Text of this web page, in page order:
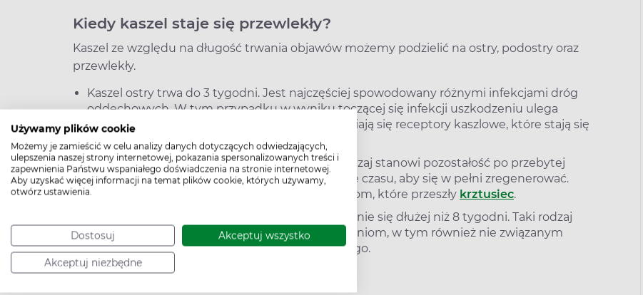
Używamy plików cookie
Możemy je zamieścić w celu analizy danych dotyczących odwiedzających,
ulepszenia naszej strony internetowej, pokazania spersonalizowanych treści i
zapewnienia Państwu wspaniałego doświadczenia na stronie internetowej.
Aby uzyskać więcej informacji na temat plików cookie, których używamy,
otwórz ustawienia.
Dostosuj Akceptuj wszystko
Akceptuj niezbędne
Kiedy kaszel staje się przewlekły?
Kaszel ze względu na długość trwania objawów możemy podzielić na ostry, podostry oraz
przewlekły.
Kaszel ostry trwa do 3 tygodni. Jest najczęściej spowodowany różnymi infekcjami dróg
oddechowych. W tym przypadku w wyniku toczącej się infekcji uszkodzeniu ulega
nabłonek rzęskowy dróg oddechowych, odsłaniają się receptory kaszlowe, które stają się
bardziej wrażliwe na wszelkie bodźce.
Kaszel podostry trwa od 3 do 8 tygodni i zazwyczaj stanowi pozostałość po przebytej
infekcji – podrażniona błona śluzowa potrzebuje czasu, aby się w pełni zregenerować.
Przykładowo taki kaszel często doskwiera osobom, które przeszły krztusiec.
O kaszlu przewlekłym mówimy wtedy, gdy ciągnie się dłużej niż 8 tygodni. Taki rodzaj
kaszlu może towarzyszyć wielu różnym schorzeniom, w tym również nie związanym
bezpośrednio z chorobami układu oddechowego.